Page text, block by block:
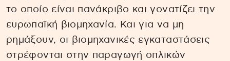
το οποίο είναι πανάκριβο και γονατίζει την
ευρωπαϊκή βιομηχανία. Και για να μη
ρημάξουν, οι βιομηχανικές εγκαταστάσεις
στρέφονται στην παραγωγή οπλικών